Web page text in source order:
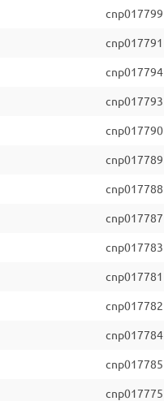
cnp017799
cnp017791
cnp017794
cnp017793
cnp017790
cnp017789
cnp017788
cnp017787
cnp017783
cnp017781
cnp017782
cnp017784
cnp017785
cnp017775